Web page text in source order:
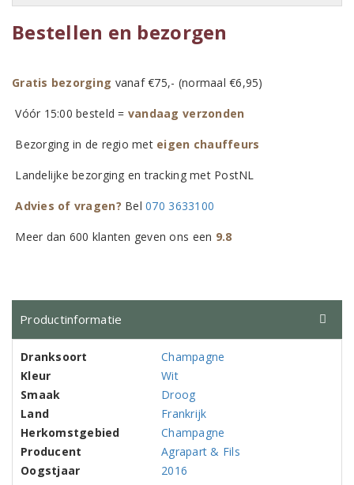
Bestellen en bezorgen
Gratis bezorging vanaf €75,- (normaal €6,95)
Vóór 15:00 besteld = vandaag verzonden
Bezorging in de regio met eigen chauffeurs
Landelijke bezorging en tracking met PostNL
Advies of vragen? Bel070 3633100
Meer dan 600 klanten geven ons een 9.8
Productinformatie
Dranksoort
Champagne
Kleur
Wit
Smaak
Droog
Land
Frankrijk
Herkomstgebied
Champagne
Producent
Agrapart & Fils
Oogstjaar
2016